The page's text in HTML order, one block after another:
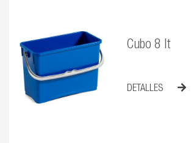
Cubo 8 lt
DETALLES